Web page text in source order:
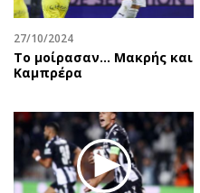
27/10/2024
Το μοίρασαν… Μακρής και
Καμπρέρα